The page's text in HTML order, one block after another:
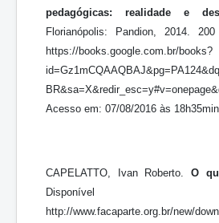
pedagógicas: realidade e
Florianópolis: Pandion, 2014.
https://books.google.com.br/books?
Acesso em: 07/08/2016 às 18h35min.
CAPELATTO, Ivan Roberto.O
http://www.facaparte.org.br/new/